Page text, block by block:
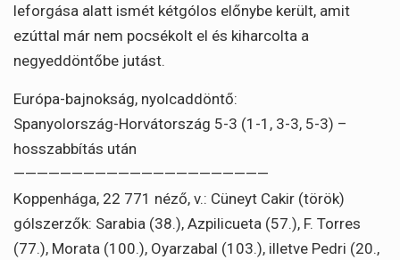
leforgása alatt ismét kétgólos előnybe került, amit
ezúttal már nem pocsékolt el és kiharcolta a
negyeddöntőbe jutást.
Európa-bajnokság, nyolcaddöntő:
Spanyolország-Horvátország 5-3 (1-1, 3-3, 5-3) –
hosszabbítás után
——————————————————————
Koppenhága, 22 771 néző, v.: Cüneyt Cakir (török)
gólszerzők: Sarabia (38.), Azpilicueta (57.), F. Torres
(77.), Morata (100.), Oyarzabal (103.), illetve Pedri (20.,